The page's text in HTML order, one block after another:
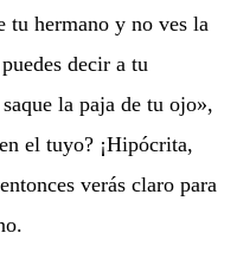
tu hermano y no ves la
decir a tu
la paja de tu ojo»,
el tuyo? ¡Hipócrita,
verás claro para